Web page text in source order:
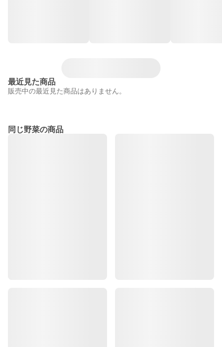
最近見た商品
販売中の最近見た商品はありません。
同じ野菜の商品